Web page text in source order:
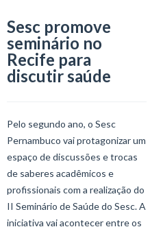
Sesc promove
seminário no
Recife para
discutir saúde
Pelo segundo ano, o Sesc
Pernambuco vai protagonizar um
espaço de discussões e trocas
de saberes acadêmicos e
profissionais com a realização do
II Seminário de Saúde do Sesc. A
iniciativa vai acontecer entre os